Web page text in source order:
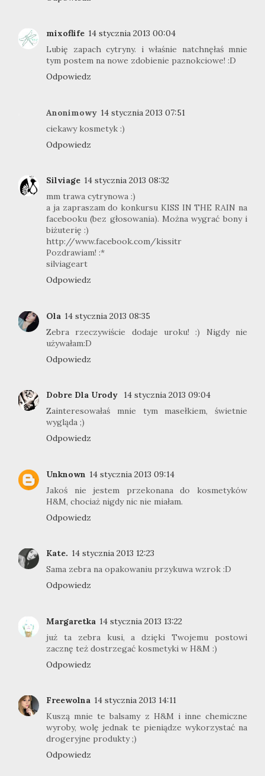
mixoflife 14 stycznia 2013 00:04
Lubię zapach cytryny. i właśnie natchnęłaś mnie
tym postem na nowe zdobienie paznokciowe! :D
Odpowiedz
Anonimowy 14 stycznia 2013 07:51
ciekawy kosmetyk :)
Odpowiedz
Silviage 14 stycznia 2013 08:32
mm trawa cytrynowa :)
a ja zapraszam do konkursu KISS IN THE RAIN na
facebooku (bez głosowania). Można wygrać bony i
biżuterię :)
http://www.facebook.com/kissitr
Pozdrawiam! :*
silviageart
Odpowiedz
Ola 14 stycznia 2013 08:35
Zebra rzeczywiście dodaje uroku! :) Nigdy nie
używałam:D
Odpowiedz
Dobre Dla Urody
14 stycznia 2013 09:04
Zainteresowałaś mnie tym masełkiem, świetnie
wygląda ;)
Odpowiedz
Unknown 14 stycznia 2013 09:14
Jakoś nie jestem przekonana do kosmetyków
H&M, chociaż nigdy nic nie miałam.
Odpowiedz
Kate. 14 stycznia 2013 12:23
Sama zebra na opakowaniu przykuwa wzrok :D
Odpowiedz
Margaretka 14 stycznia 2013 13:22
już ta zebra kusi, a dzięki Twojemu postowi
zacznę też dostrzegać kosmetyki w H&M :)
Odpowiedz
Freewolna 14 stycznia 2013 14:11
Kuszą mnie te balsamy z H&M i inne chemiczne
wyroby, wolę jednak te pieniądze wykorzystać na
drogeryjne produkty ;)
Odpowiedz